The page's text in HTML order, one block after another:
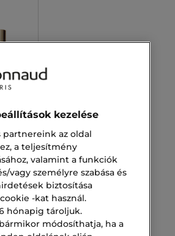
kezelése
partnereink az oldal
a teljesítmény
valamint a funkciók
vagy személyre szabása és
biztosítása
-kat használ.
hónapig tároljuk.
módosíthatja, ha a